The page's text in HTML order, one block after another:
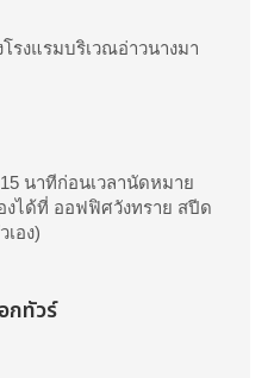
รงแรมบริเวณอ่าวนางมา
นาทีก่อนเวลานัดหมาย
งได้ที่ ออฟฟิศวังทราย สปีด
อง)
กทัวร์